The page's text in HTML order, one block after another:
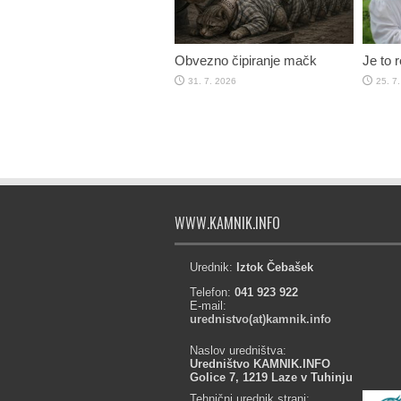
Obvezno čipiranje mačk
31. 7. 2026
Je to
25.
WWW.KAMNIK.INFO
Urednik: Iztok Čebašek
Telefon: 041 923 922
E-mail:
urednistvo(at)kamnik.info
Naslov uredništva:
Uredništvo KAMNIK.INFO
Golice 7, 1219 Laze v Tuhinju